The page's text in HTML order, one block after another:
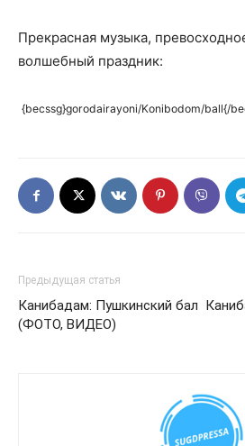
Прекрасная музыка,
волшебный праздник:
{becssg}gorodairayoni/Konibodom/ball{/
Предыдущая статья
Канибадам: Пушкинский бал
(ФОТО, ВИДЕО)